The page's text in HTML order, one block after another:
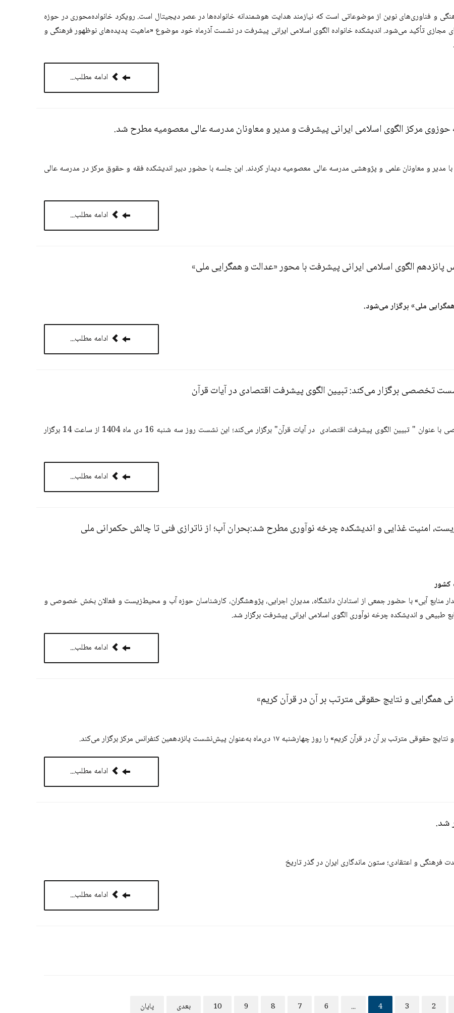
و فناوری­­‌های نوین از موضوعاتی است که نیازمند هدایت هوشمندانه خانواده­‌ها در عصر دیجیتال است. رویکرد خانواده‌­محوری در حوزه­‌
تأکید می­‌شود. اندیشکده خانواده الگوی اسلامی ایرانی پیشرفت در نشست آذرماه خود موضوع «ماهیت پدیده­‌های نوظهور فرهنگی و
ادامه مطلب...
حوزوی مرکز الگوی اسلامی ایرانی پیشرفت و مدیر و معاونان مدرسه عالی معصومیه مطرح شد.
مدیر و معاونان علمی و پژوهشی مدرسه عالی معصومیه دیدار کردند. این جلسه با حضور دبیر اندیشکده فقه و حقوق مرکز در مدرسه عالی
ادامه مطلب...
الگوی اسلامی ایرانی پیشرفت با محور «عدالت و همگرایی ملی»
ملی» برگزار می‌شود.
ادامه مطلب...
تخصصی برگزار می‌کند: تبیین الگوی پیشرفت اقتصادی در آیات قرآن
اندیشکده اقتصاد الگوی اسلامی ایرانی پیشرفت نشست تخصصی با عنوان " تبیین الگوی پیشرفت اقتصادی در آیات قرآن" برگزار می‌کند؛ این نشست روز سه شنبه 16 دی ماه 1404 از ساعت 14 برگزار
ادامه مطلب...
غذایی و اندیشکده چرخه نوآوری مطرح شد:بحران آب؛ از ناترازی فنی تا چالش حکمرانی ملی
کشور
آبی» با حضور جمعی از استادان دانشگاه، مدیران اجرایی، پژوهشگران، کارشناسان حوزه آب و محیط‌زیست و فعالان بخش خصوصی و
و اندیشکده چرخه نوآوری الگوی اسلامی ایرانی پیشرفت برگزار شد.
ادامه مطلب...
همگرایی و نتایج حقوقی مترتب بر آن در قرآن کریم»
را روز چهارشنبه ۱۷ دی‌ماه به‌عنوان پیش‌نشست پانزدهمین کنفرانس مرکز برگزار می‌کند.
ادامه مطلب...
شد.
و اعتقادی؛ ستون ماندگاری ایران در گذر تاریخ
ادامه مطلب...
2
3
4
...
6
7
8
9
10 بعدی پایان